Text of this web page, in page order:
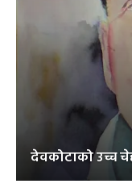
देवकोटाको उच्च